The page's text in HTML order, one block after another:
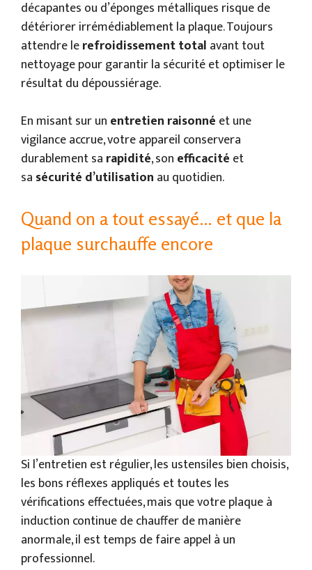
décapantes ou d’éponges métalliques risque de
détériorer irrémédiablement la plaque. Toujours
attendre lerefroidissement total avant tout
nettoyage pour garantir la sécurité et optimiser le
résultat du dépoussiérage.
En misant sur un entretien raisonné et une
vigilance accrue, votre appareil conservera
durablement sa rapidité, son efficacité et
sa sécurité d’utilisation au quotidien.
Quand on a tout essayé… et que la
plaque surchauffe encore
Si l’entretien est régulier, les ustensiles bien choisis,
les bons réflexes appliqués et toutes les
vérifications effectuées, mais que votre plaque à
induction continue de chauffer de manière
anormale, il est temps de faire appel à un
professionnel.